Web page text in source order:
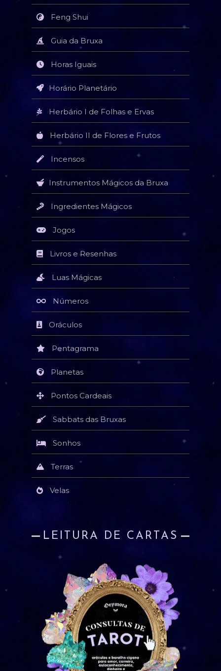
Feng Shui
Guia da Bruxa
Horas Iguais
Horário Planetário
Herbário I de Folhas e Ervas
Herbário II de Flores e Frutos
Incensos
Instrumentos Mágicos da Bruxa
Ingredientes Mágicos
Jogos
Livros e Resenhas
Luas Mágicas
Números
Oráculos
Pentagrama
Planetas
Pontos Cardeais
Sabbats das Bruxas
Sonhos
Terras
Velas
LEITURA DE CARTAS